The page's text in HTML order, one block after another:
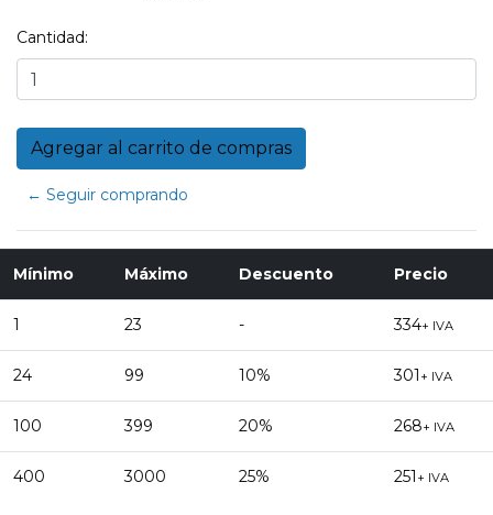
Cantidad:
← Seguir comprando
Mínimo Máximo Descuento Precio
1 23 - 334+ IVA
24 99 10% 301 + IVA
100 399 20% 268+ IVA
400 3000 25% 251 + IVA